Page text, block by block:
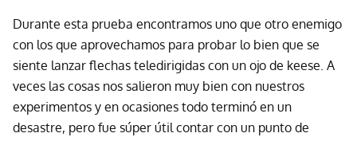
Durante esta prueba encontramos uno que otro enemigo
con los que aprovechamos para probar lo bien que se
siente lanzar flechas teledirigidas con un ojo de keese. A
veces las cosas nos salieron muy bien con nuestros
experimentos y en ocasiones todo terminó en un
desastre, pero fue súper útil contar con un punto de